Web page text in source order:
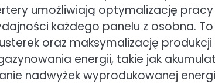
umożliwiają optymalizację
każdego panelu z osobna.
oraz maksymalizację
energii, takie jak
nadwyżek wyprodukowanej